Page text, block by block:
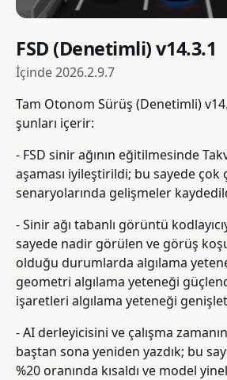
FSD (Denetimli) v14.3.1
İçinde2026.2.9.7
Tam Otonom Sürüş (Denetimli)
şunları içerir:
- FSD sinir ağının eğitilmesinde
aşaması iyileştirildi; bu sayede çok
senaryolarında gelişmeler
- Sinir ağı tabanlı görüntü
sayede nadir görülen ve görüş
olduğu durumlarda algılama
geometri algılama yeteneği
işaretleri algılama yeteneği
- AI derleyicisini ve çalışma
baştan sona yeniden yazdık; bu
%20 oranında kısaldı ve model